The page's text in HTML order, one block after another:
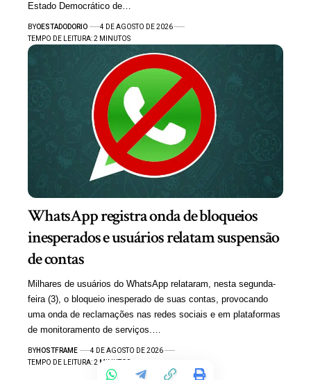
Estado Democrático de…
BYOESTADODORIO
4 DE AGOSTO DE 2026
TEMPO DE LEITURA: 2 MINUTOS
WhatsApp registra onda de bloqueios
inesperados e usuários relatam suspensão
de contas
Milhares de usuários do WhatsApp relataram, nesta segunda-
feira (3), o bloqueio inesperado de suas contas, provocando
uma onda de reclamações nas redes sociais e em plataformas
de monitoramento de serviços.…
BYHOSTFRAME
4 DE AGOSTO DE 2026
TEMPO DE LEITURA: 2 MINUTOS